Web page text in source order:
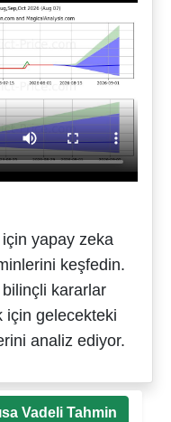
yapay zeka
keşfedin.
bilinçli kararlar
için gelecekteki
analiz ediyor.
Vadeli Tahmin